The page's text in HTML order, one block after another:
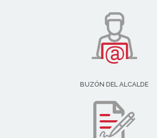
BUZÓN DEL ALCALDE